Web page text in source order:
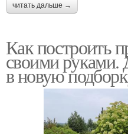
читать дальше →
Как построить
своими руками.
в новую